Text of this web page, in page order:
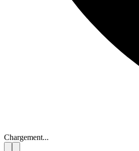
Chargement...